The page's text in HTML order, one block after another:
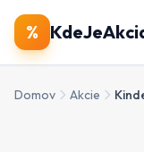
%
🔍Produkty
Domov Akcie